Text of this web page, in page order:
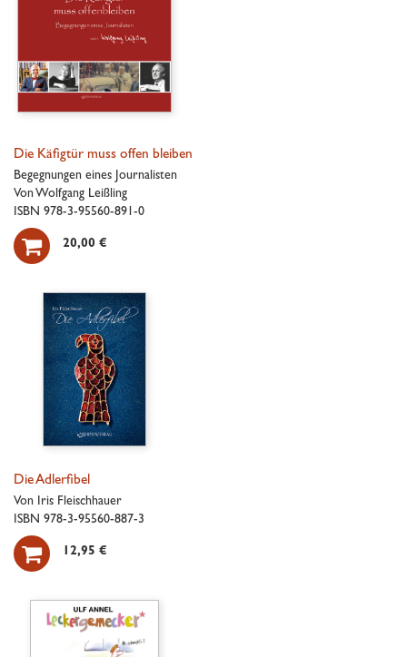
Die Käfigtür muss offen bleiben
Begegnungen eines Journalisten
Von Wolfgang Leißling
ISBN 978-3-95560-891-0
 20,00 €
Die Adlerfibel
Von Iris Fleischhauer
ISBN 978-3-95560-887-3
 12,95 €